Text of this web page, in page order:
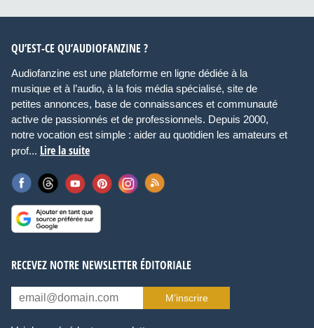
QU’EST-CE QU’AUDIOFANZINE ?
Audiofanzine est une plateforme en ligne dédiée à la
musique et à l’audio, à la fois média spécialisé, site de
petites annonces, base de connaissances et communauté
active de passionnés et de professionnels. Depuis 2000,
notre vocation est simple : aider au quotidien les amateurs et
prof... Lire la suite
RECEVEZ NOTRE NEWSLETTER ÉDITORIALE
M’inscrire